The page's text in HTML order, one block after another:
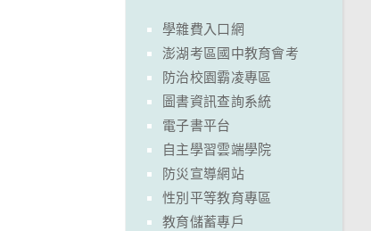
學雜費入口網
澎湖考區國中教育會考
防治校園霸凌專區
圖書資訊查詢系統
電子書平台
自主學習雲端學院
防災宣導網站
性別平等教育專區
教育儲蓄專戶